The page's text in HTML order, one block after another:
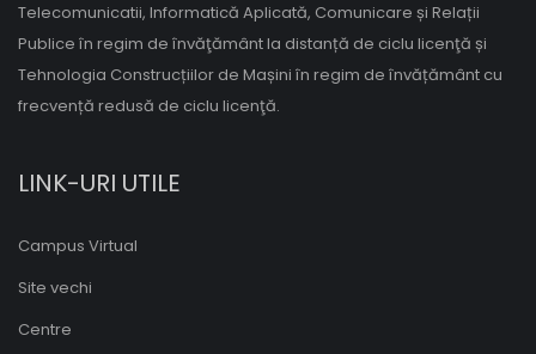
Telecomunicatii, Informatică Aplicată, Comunicare și Relații
Publice în regim de învăţământ la distanță de ciclu licenţă și
Tehnologia Construcțiilor de Mașini în regim de învățământ cu
frecvență redusă de ciclu licenţă.
LINK-URI UTILE
Campus Virtual
Site vechi
Centre